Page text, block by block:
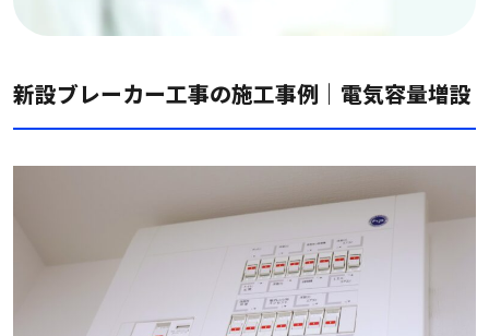
新設ブレーカー工事の施工事例｜電気容量増設